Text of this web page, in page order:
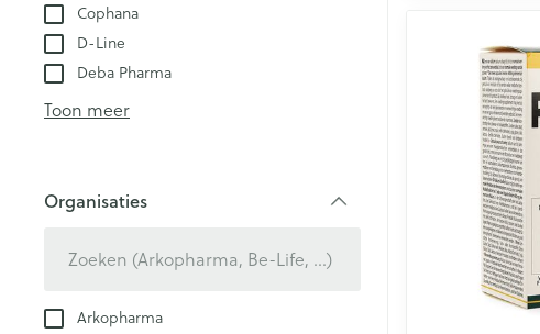
Cophana
D-Line
Deba Pharma
Toon meer
Organisaties
Arkopharma